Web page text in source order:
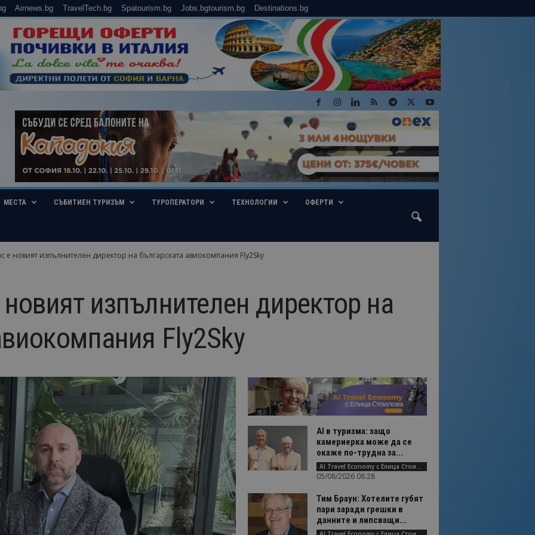
Airnews.bg TravelTech.bg Spatourism.bg Jobs.bgtourism.bg Destinations.bg
МЕСТА СЪБИТИЕН ТУРИЗЪМ ТУРОПЕРАТОРИ ТЕХНОЛОГИИ ОФЕРТИ
e новият изпълнителен директор на българската авиокомпания Fly2Sky
изпълнителен директор на
Fly2Sky
AI в туризма: защо
камериерка може да се
окаже по-трудна за...
AI Travel Economy с Елица Стоилова
05/08/2026 08:28
Тим Браун: Хотелите губят
пари заради грешки в
данните и липсващи...